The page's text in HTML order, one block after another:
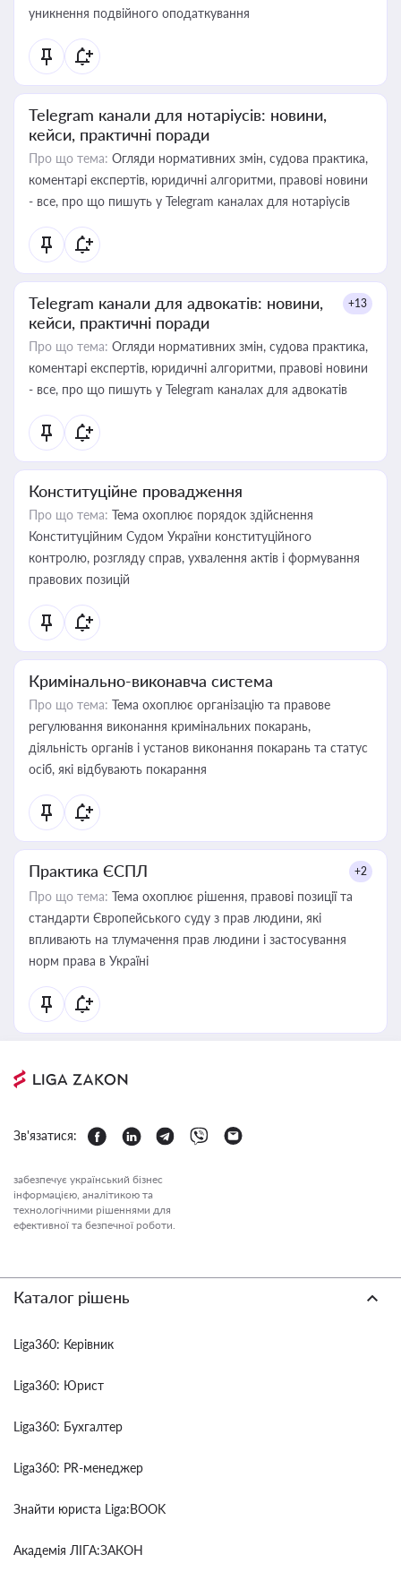
уникнення подвійного оподаткування
Telegram канали для нотаріусів: новини,
кейси, практичні поради
Про що тема: Огляди нормативних змін, судова практика,
коментарі експертів, юридичні алгоритми, правові новини
- все, про що пишуть у Telegram каналах для нотаріусів
Telegram канали для адвокатів: новини,
кейси, практичні поради
+13
Про що тема: Огляди нормативних змін, судова практика,
коментарі експертів, юридичні алгоритми, правові новини
- все, про що пишуть у Telegram каналах для адвокатів
Конституційне провадження
Про що тема: Тема охоплює порядок здійснення
Конституційним Судом України конституційного
контролю, розгляду справ, ухвалення актів і формування
правових позицій
Кримінально-виконавча система
Про що тема: Тема охоплює організацію та правове
регулювання виконання кримінальних покарань,
діяльність органів і установ виконання покарань та статус
осіб, які відбувають покарання
Практика ЄСПЛ +2
Про що тема: Тема охоплює рішення, правові позиції та
стандарти Європейського суду з прав людини, які
впливають на тлумачення прав людини і застосування
норм права в Україні
Зв'язатися:
забезпечує український бізнес
інформацією, аналітикою та
технологічними рішеннями для
ефективної та безпечної роботи.
Каталог рішень
Liga360: Керівник
Liga360: Юрист
Liga360: Бухгалтер
Liga360: PR-менеджер
Знайти юриста Liga:BOOK
Академія ЛІГА:ЗАКОН